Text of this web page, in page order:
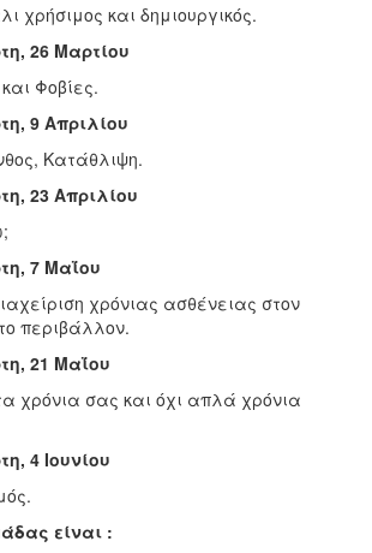
χρήσιμος και δημιουργικός.
26 Μαρτίου
Φοβίες.
9 Απριλίου
Κατάθλιψη.
23 Απριλίου
7 Μαΐου
χρόνιας ασθένειας στον
περιβάλλον.
21 Μαΐου
χρόνια σας και όχι απλά χρόνια
4 Ιουνίου
είναι :